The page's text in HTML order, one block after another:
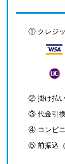
① クレジ
② 掛け払
③ 代金引
④ コンビニ
⑤ 前振込（